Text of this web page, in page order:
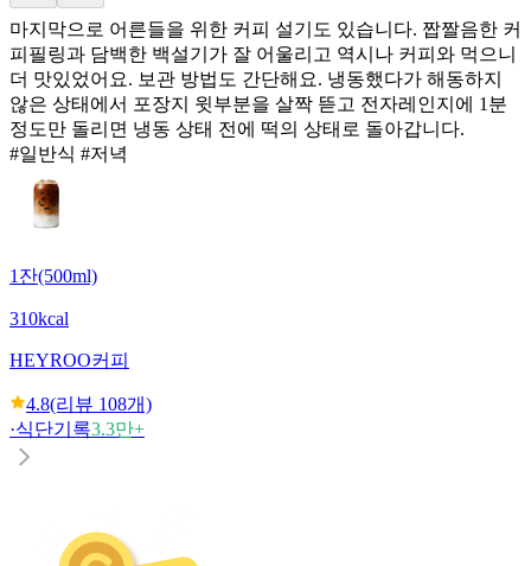
마지막으로 어른들을 위한 커피 설기도 있습니다. 짭짤음한 커
피필링과 담백한 백설기가 잘 어울리고 역시나 커피와 먹으니
더 맛있었어요. 보관 방법도 간단해요. 냉동했다가 해동하지
않은 상태에서 포장지 윗부분을 살짝 뜯고 전자레인지에 1분
정도만 돌리면 냉동 상태 전에 떡의 상태로 돌아갑니다.
#일반식 #저녁
1잔(500ml)
310kcal
HEYROO커피
4.8(리뷰 108개)
·식단기록3.3만+